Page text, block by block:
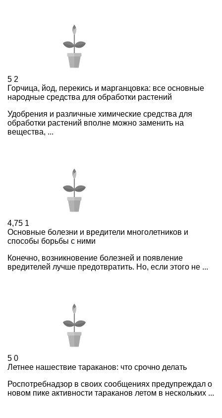
5 2
Горчица, йод, перекись и марганцовка: все основные
народные средства для обработки растений
Удобрения и различные химические средства для
обработки растений вполне можно заменить на
вещества, ...
4,75 1
Основные болезни и вредители многолетников и
способы борьбы с ними
Конечно, возникновение болезней и появление
вредителей лучше предотвратить. Но, если этого не ...
5 0
Летнее нашествие тараканов: что срочно делать
Роспотребнадзор в своих сообщениях предупреждал о
новом пике активности тараканов летом в нескольких ...